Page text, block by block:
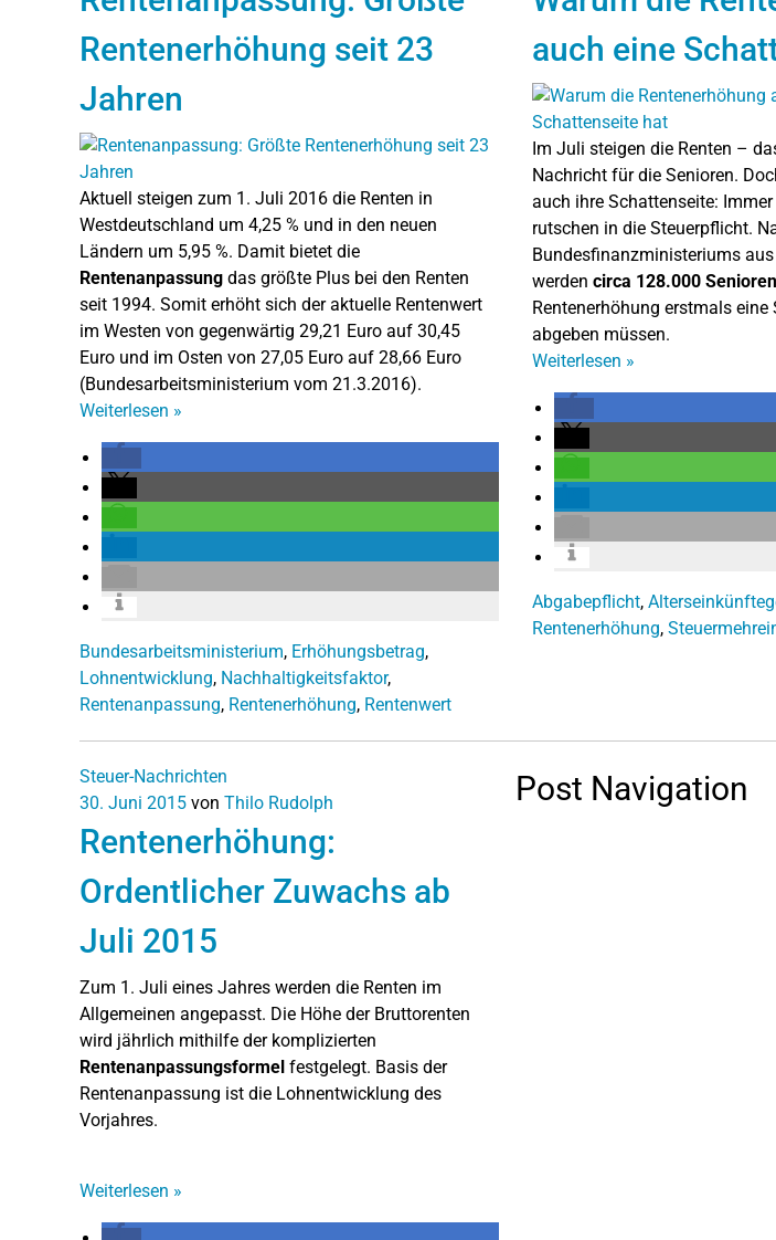
Rentenerhöhung seit 23
Jahren
Aktuell steigen zum 1. Juli 2016 die Renten in
Westdeutschland um 4,25 % und in den neuen
Ländern um 5,95 %. Damit bietet die
Rentenanpassung das größte Plus bei den Renten
seit 1994. Somit erhöht sich der aktuelle Rentenwert
im Westen von gegenwärtig 29,21 Euro auf 30,45
Euro und im Osten von 27,05 Euro auf 28,66 Euro
(Bundesarbeitsministerium vom 21.3.2016).
Weiterlesen »
Bundesarbeitsministerium, Erhöhungsbetrag,
Lohnentwicklung, Nachhaltigkeitsfaktor,
Rentenanpassung, Rentenerhöhung, Rentenwert
auch eine
Im Juli steigen die Renten –
Nachricht für die Senioren.
auch ihre Schattenseite:
rutschen in die Steuerpflicht.
Bundesfinanzministeriums
werden circa 128.000 Senioren
Rentenerhöhung erstmals eine
abgeben müssen.
Weiterlesen »
Abgabepflicht,
Rentenerhöhung,
Steuer-Nachrichten
30. Juni 2015 von Thilo Rudolph
Rentenerhöhung:
Ordentlicher Zuwachs ab
Juli 2015
Zum 1. Juli eines Jahres werden die Renten im
Allgemeinen angepasst. Die Höhe der Bruttorenten
wird jährlich mithilfe der komplizierten
Rentenanpassungsformel festgelegt. Basis der
Rentenanpassung ist die Lohnentwicklung des
Vorjahres.
Weiterlesen »
Post Navigation